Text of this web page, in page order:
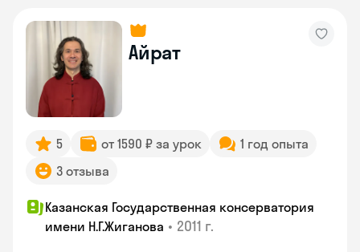
Айрат
5 от 1590 ₽ за урок
1 год опыта
3 отзыва
Казанская Государственная консерватория
имени Н.Г.Жиганова • 2011 г.